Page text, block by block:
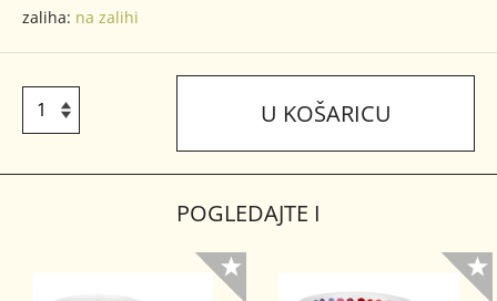
zaliha: na zalihi
U KOŠARICU
POGLEDAJTE I